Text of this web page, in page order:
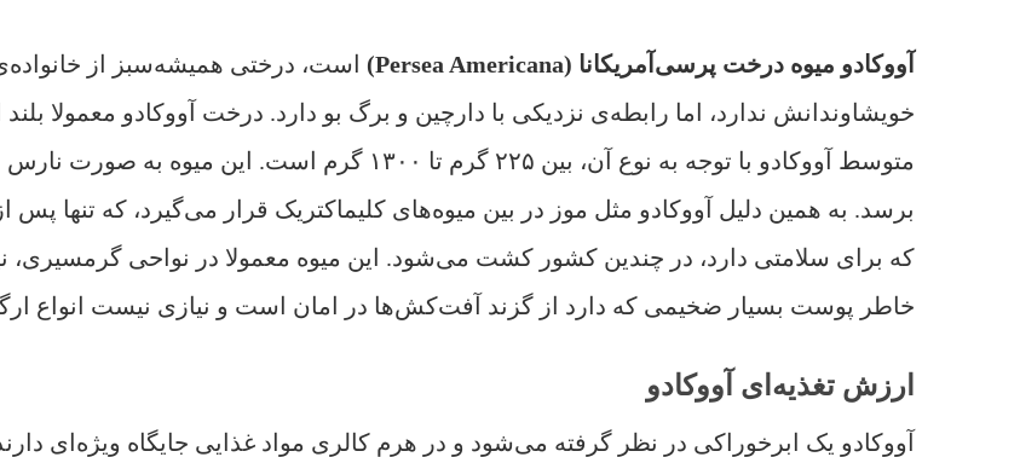
آووکادو میوه درخت پرسی‌آمریکانا (Persea Americana)
است، درختی همیشه‌سبز از
متوسط آووکادو با توجه به نوع آن، بین ۲۲۵ گرم تا ۱۳۰۰
برسد. به همین دلیل آووکادو مثل موز در بین میوه‌های کلیماکتریک قرار می‌گیرد، که تنها
که برای سلامتی دارد، در چندین کشور کشت می‌شود. این میوه معمولا در نواحی
خاطر پوست بسیار ضخیمی که دارد از گزند آفت‌کش‌ها در امان است و نیازی نیست انواع
ارزش تغذیه‌ای آووکادو
آووکادو یک ابرخوراکی در نظر گرفته می‌شود و در هرم کالری مواد غذایی جایگاه ویژه‌ای